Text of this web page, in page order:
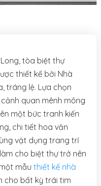
tòa biệt thự
thiết kế bởi Nhà
tráng lệ. Lựa chọn
quan mênh mông
một bức tranh kiến
chi tiết hoa văn
vật dụng trang trí
cho biệt thự trở nên
mẫu thiết kế nhà
cho bất kỳ trái tim